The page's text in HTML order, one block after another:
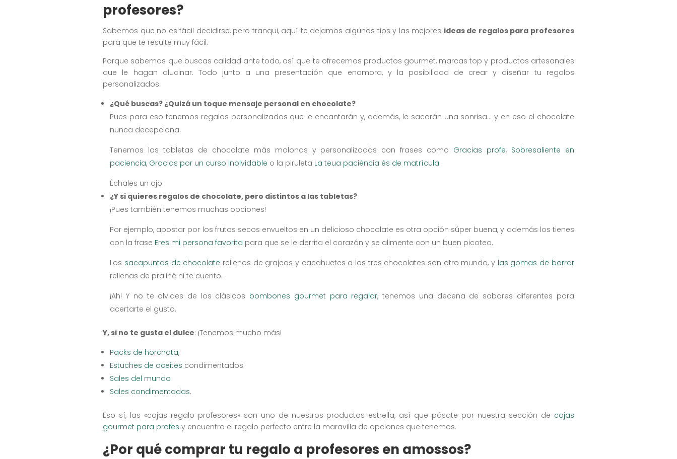
profesores?
Sabemos que no es fácil decidirse, pero tranqui, aquí te dejamos algunos tips y las mejores ideas de regalos para profesores
para que te resulte muy fácil.
Porque sabemos que buscas calidad ante todo, así que te ofrecemos productos gourmet, marcas top y productos artesanales
que le hagan alucinar. Todo junto a una presentación que enamora, y la posibilidad de crear y diseñar tu regalos
personalizados.
¿Qué buscas? ¿Quizá un toque mensaje personal en chocolate?
Pues para eso tenemos regalos personalizados que le encantarán y, además, le sacarán una sonrisa… y en eso el chocolate
nunca decepciona.
Tenemos las tabletas de chocolate más molonas y personalizadas con frases como Gracias profe, Sobresaliente en
paciencia, Gracias por un curso inolvidable o la piruleta La teua paciència és de matrícula.
Échales un ojo
¿Y si quieres regalos de chocolate, pero distintos a las tabletas?
¡Pues también tenemos muchas opciones!
Por ejemplo, apostar por los frutos secos envueltos en un delicioso chocolate es otra opción súper buena, y además los tienes
con la frase Eres mi persona favorita para que se le derrita el corazón y se alimente con un buen picoteo.
Los sacapuntas de chocolate rellenos de grajeas y cacahuetes a los tres chocolates son otro mundo, y las gomas de borrar
rellenas de praliné ni te cuento.
¡Ah! Y no te olvides de los clásicos bombones gourmet para regalar, tenemos una decena de sabores diferentes para
acertarte el gusto.
Y, si no te gusta el dulce: ¡Tenemos mucho más!
Packs de horchata,
Estuches de aceites condimentados
Sales del mundo
Sales condimentadas.
Eso sí, las «cajas regalo profesores» son uno de nuestros productos estrella, así que pásate por nuestra sección de cajas
gourmet para profes y encuentra el regalo perfecto entre la maravilla de opciones que tenemos.
¿Por qué comprar tu regalo a profesores en amossos?